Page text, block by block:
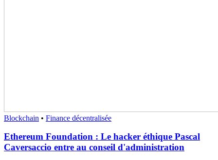
Blockchain • Finance décentralisée
Ethereum Foundation : Le hacker éthique Pascal
Caversaccio entre au conseil d'administration